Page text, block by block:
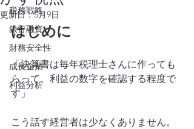
税務戦略
銀行融資
財務安全性
成長企業
利益分析
更新日：5月9日
はじめに
「決算書は毎年税理士さんに作っても
らって、利益の数字を確認する程度で
す」
こう話す経営者は少なくありません。